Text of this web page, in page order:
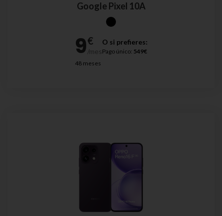
Google Pixel 10A
48 meses
O si prefieres:
Pago único: 549€